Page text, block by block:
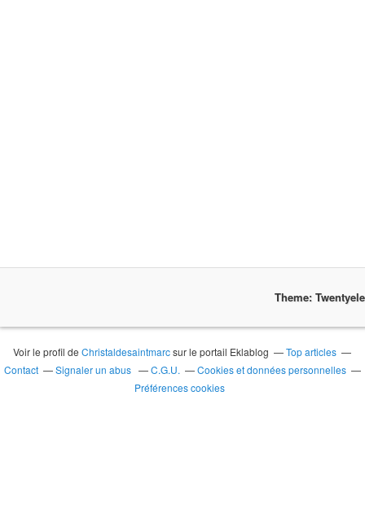
Theme:
Voir le profil deChristaldesaintmarcsur le portail Eklablog
Top articles
Contact
Signaler un abus C.G.U.
Cookies et données personnelles
Préférences cookies